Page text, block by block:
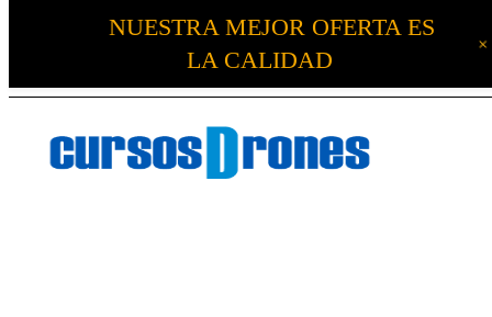
NUESTRA MEJOR OFERTA ES
LA CALIDAD